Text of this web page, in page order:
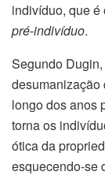
indivíduo, que é
pré-indivíduo.
Segundo
desumanização
longo dos anos
torna os
ótica da
esquecendo-se